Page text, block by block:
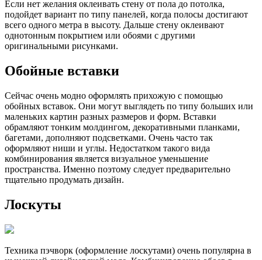
Если нет желания оклеивать стену от пола до потолка,
подойдет вариант по типу панелей, когда полосы достигают
всего одного метра в высоту. Дальше стену оклеивают
однотонным покрытием или обоями с другими
оригинальными рисунками.
Обойные вставки
Сейчас очень модно оформлять прихожую с помощью
обойных вставок. Они могут выглядеть по типу больших или
маленьких картин разных размеров и форм. Вставки
обрамляют тонким молдингом, декоративными планками,
багетами, дополняют подсветками. Очень часто так
оформляют ниши и углы. Недостатком такого вида
комбинирования является визуальное уменьшение
пространства. Именно поэтому следует предварительно
тщательно продумать дизайн.
Лоскуты
Техника пэчворк (оформление лоскутами) очень популярна в